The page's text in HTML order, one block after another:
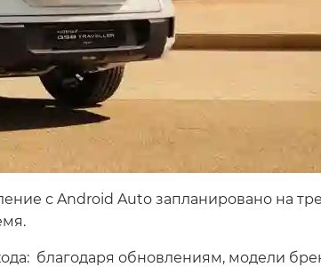
с Android Auto запланировано на
благодаря обновлениям, модели